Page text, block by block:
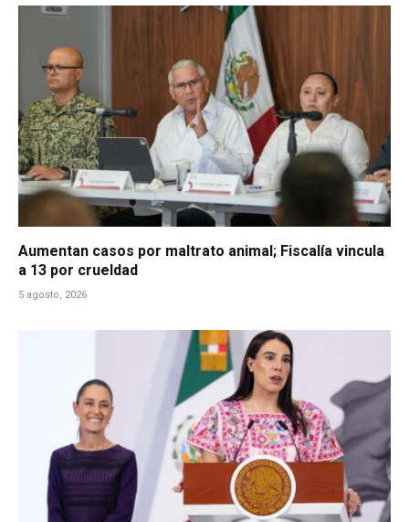
Aumentan casos por maltrato animal; Fiscalía vincula
a 13 por crueldad
5 agosto, 2026